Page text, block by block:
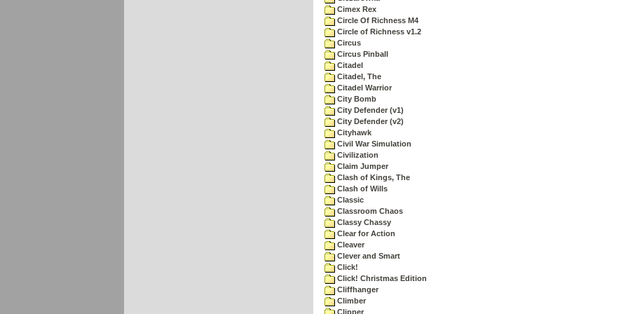
Cimex Rex
Circle Of Richness M4
Circle of Richness v1.2
Circus
Circus Pinball
Citadel
Citadel, The
Citadel Warrior
City Bomb
City Defender (v1)
City Defender (v2)
Cityhawk
Civil War Simulation
Civilization
Claim Jumper
Clash of Kings, The
Clash of Wills
Classic
Classroom Chaos
Classy Chassy
Clear for Action
Cleaver
Clever and Smart
Click!
Click! Christmas Edition
Cliffhanger
Climber
Clipper